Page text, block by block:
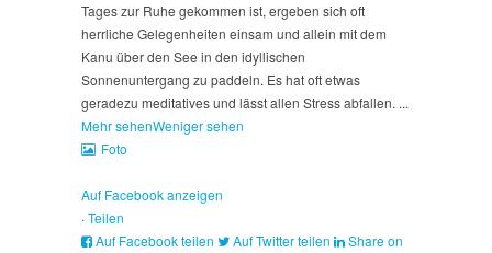
Tages zur Ruhe gekommen ist, ergeben sich oft
herrliche Gelegenheiten einsam und allein mit dem
Kanu über den See in den idyllischen
Sonnenuntergang zu paddeln. Es hat oft etwas
geradezu meditatives und lässt allen Stress abfallen. ...
Mehr sehenWeniger sehen
Foto
Auf Facebook anzeigen
·Teilen
Auf Facebook teilen
Auf Twitter teilen
Share on